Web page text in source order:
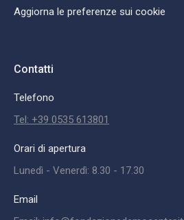
Aggiorna le preferenze sui cookie
Contatti
Telefono
Tel: +39 0535 613801
Orari di apertura
Lunedì - Venerdì: 8.30 - 17.30
Email